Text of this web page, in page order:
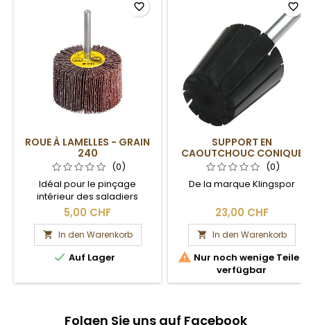
ROUE À LAMELLES - GRAIN
240
(0)
Idéal pour le pinçage
intérieur des saladiers
5,00 CHF
 In den Warenkorb
 Auf Lager
favorite_border
SUPPORT EN
CAOUTCHOUC CONIQUE
22/36 X 60 MM
(0)
De la marque Klingspor
23,00 CHF
 In den Warenkorb
 Nur noch wenige Teile
verfügbar
favorite_border
Folgen Sie uns auf Facebook